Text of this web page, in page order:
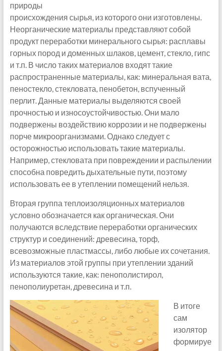
природы
происхождения сырья, из которого они изготовлены.
Неорганические материалы представляют собой
продукт переработки минерального сырья: расплавы
горных пород и доменных шлаков, цемент, стекло, гипс
и т.п. В число таких материалов входят такие
распространенные материалы, как: минеральная вата,
пеностекло, стекловата, пенобетон, вспученный
перлит. Данные материалы выделяются своей
прочностью и износоустойчивостью. Они мало
подвержены воздействию коррозии и не подвержены
порче микроорганизмами. Однако следует с
осторожностью использовать такие материалы.
Например, стекловата при повреждении и распылении
способна повредить дыхательные пути, поэтому
использовать ее в утеплении помещений нельзя.
Вторая группа теплоизоляционных материалов
условно обозначается как органическая. Они
получаются вследствие переработки органических
структур и соединений: древесина, торф,
всевозможные пластмассы, либо любые их сочетания.
Из материалов этой группы при утеплении зданий
используются такие, как: пенополистирол,
пенополиуретан, древесина и т.п.
В итоге
сам
изолятор
формируе